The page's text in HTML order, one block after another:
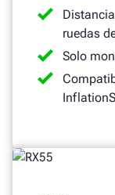
ruedas
Solo